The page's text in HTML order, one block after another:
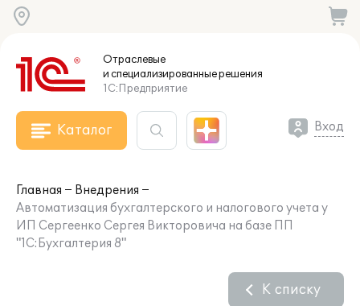
Отраслевые
и специализированныерешения
1С:Предприятие
Каталог Вход
Главная
Внедрения
Автоматизация бухгалтерского и налогового учета у
ИП Сергеенко Сергея Викторовича на базе ПП
"1С:Бухгалтерия 8"
К списку